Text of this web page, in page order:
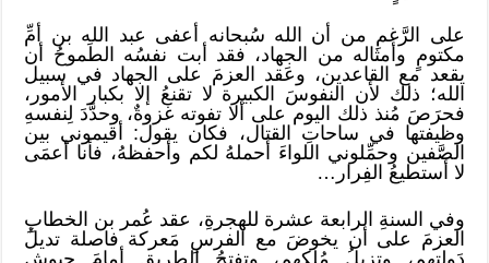
على الرَّغمِ من أن الله سُبحانه أعفى عبد الله بن أمِّ
مكتومٍ وأمثاله من الجهاد، فقد أبت نفسُه الطَموحُ أن
يقعد مع القاعدين، وعَقد العزمَ على الجهاد في سبيل
الله؛ ذلك لأن النفوسَ الكبيرة لا تقنعُ إلا بكبار الأمور،
فحرَصَ مُنذ ذلك اليوم على ألا تفوته غزوةٌ، وحدَّدَ لِنفسهِ
وظيفتها في ساحاتِ القتال، فكان يقول: أقيموني بين
الصَّفين وحمِّلوني اللواءَ أحملهُ لكم وأحفظهُ، فأنا أعمَى
لا أستطيعُ الفِرار…
وفي السنةِ الرابعة عشرة للهجرةِ، عقد عُمر بن الخطابِ
العزمَ على أن يخوضَ مع الفرسِ مَعركة فاصلة تديلُ
دَولتهم، وتزيلُ مُلكهم، وتفتحُ الطريق أمامَ جيوش